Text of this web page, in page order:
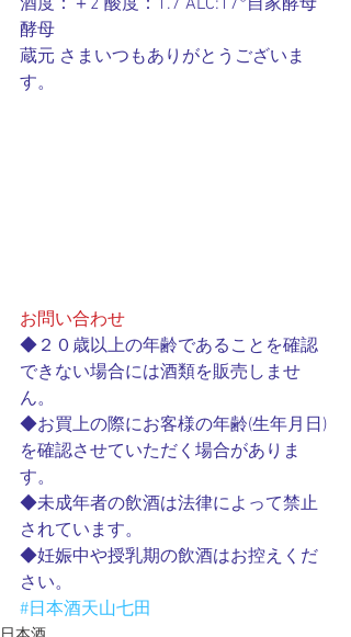
酵母
蔵元 さまいつもありがとうございま
す。
お問い合わせ
◆２０歳以上の年齢であることを確認
できない場合には酒類を販売しませ
ん。
◆お買上の際にお客様の年齢(生年月日)
を確認させていただく場合がありま
す。
◆未成年者の飲酒は法律によって禁止
されています。
◆妊娠中や授乳期の飲酒はお控えくだ
さい。
#日本酒天山七田